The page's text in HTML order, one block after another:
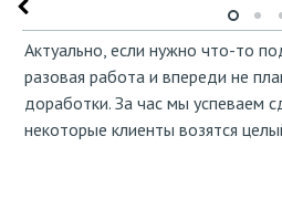
Актуально, если нужно что-то
разовая работа и впереди не
доработки. За час мы успеваем
некоторые клиенты возятся